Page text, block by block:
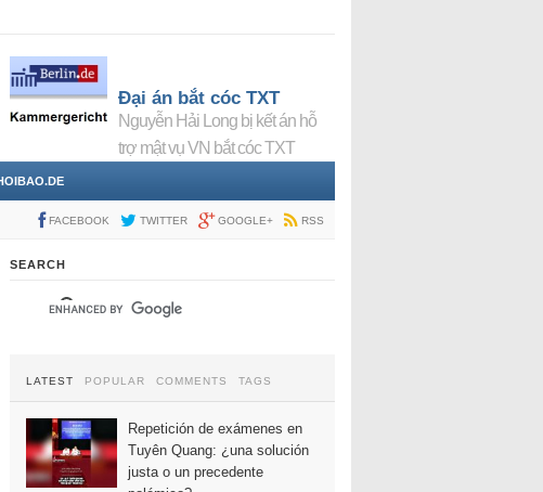
Đại án bắt cóc TXT
Nguyễn Hải Long bị kết án hỗ
trợ mật vụ VN bắt cóc TXT
FACEBOOK TWITTER GOOGLE+ RSS
SEARCH
LATEST POPULAR COMMENTS TAGS
Repetición de exámenes en
Tuyên Quang: ¿una solución
justa o un precedente